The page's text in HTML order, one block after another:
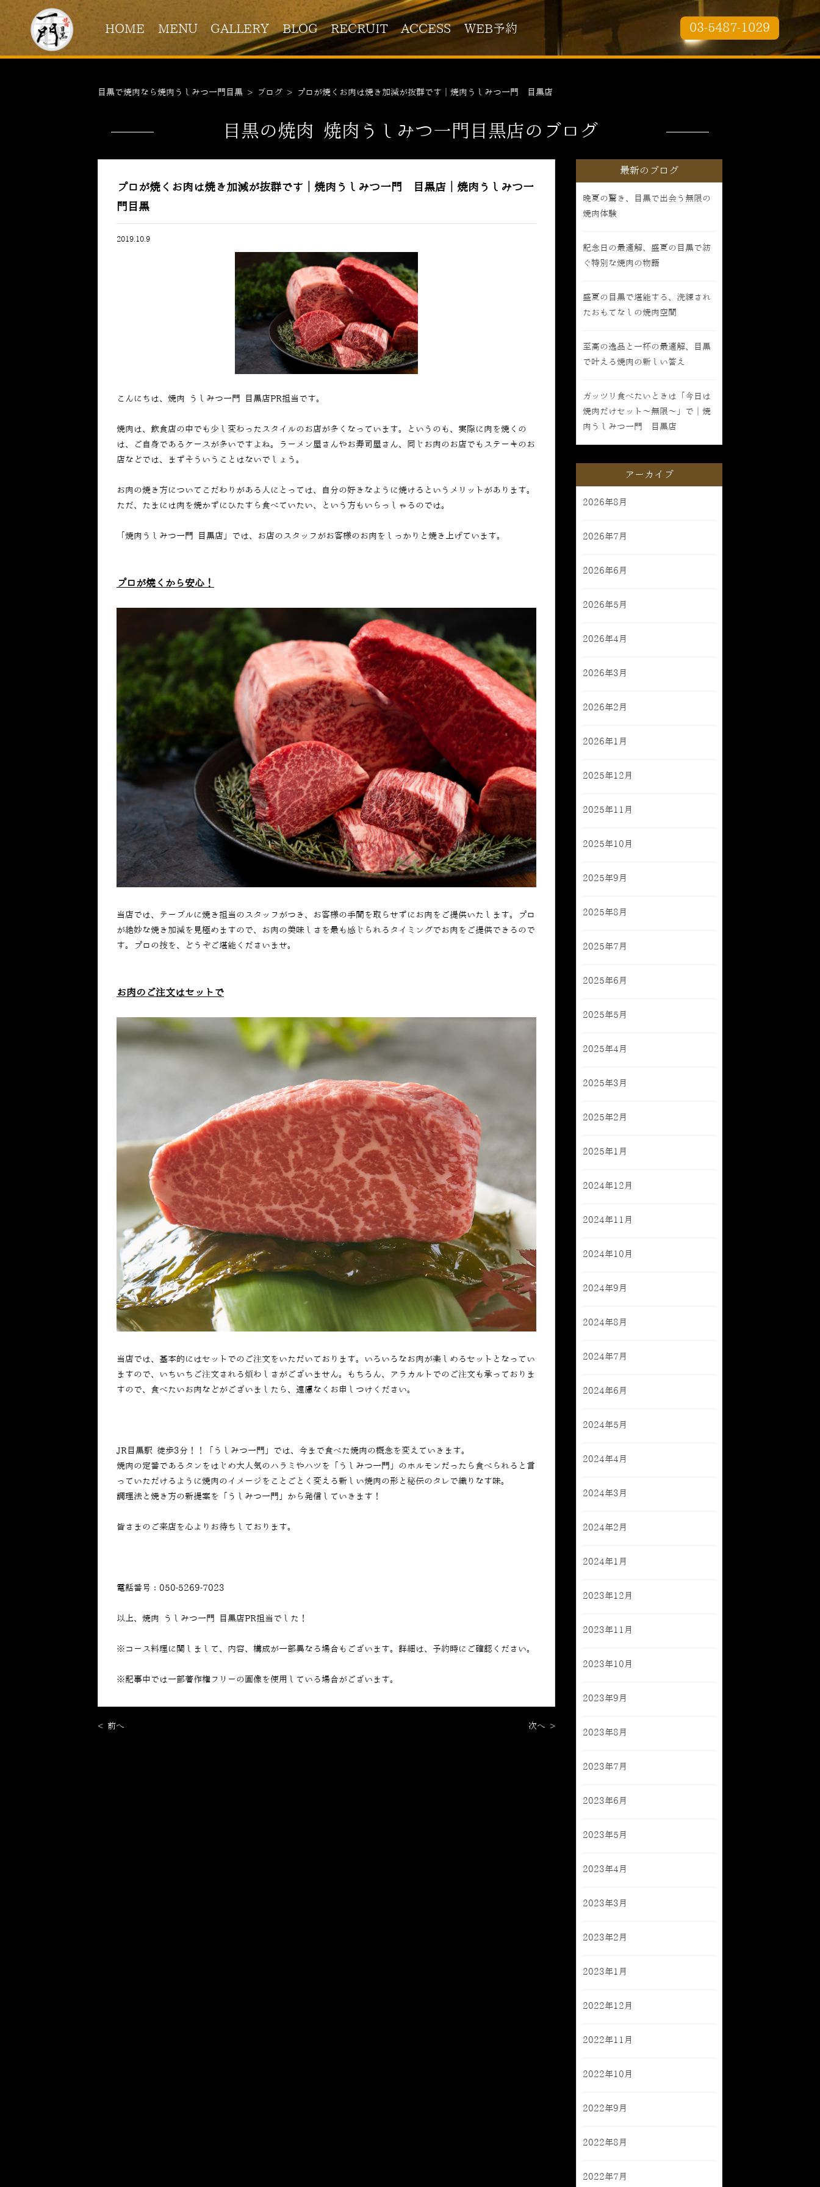
HOME MENU GALLERY BLOG RECRUIT ACCESS WEB予約 03-5487-1029
目黒で焼肉なら焼肉うしみつ一門目黒 > ブログ > プロが焼くお肉は焼き加減が抜群です｜焼肉うしみつ一門 目黒店
目黒の焼肉 焼肉うしみつ一門目黒店のブログ
プロが焼くお肉は焼き加減が抜群です｜焼肉うしみつ一門 目黒店｜焼肉うしみつ一
門目黒
2019.10.9
こんにちは、焼肉 うしみつ一門 目黒店PR担当です。
焼肉は、飲食店の中でも少し変わったスタイルのお店が多くなっています。というのも、実際に肉を焼くの
は、ご自身であるケースが多いですよね。ラーメン屋さんやお寿司屋さん、同じお肉のお店でもステーキのお
店などでは、まずそういうことはないでしょう。
お肉の焼き方についてこだわりがある人にとっては、自分の好きなように焼けるというメリットがあります。
ただ、たまには肉を焼かずにひたすら食べていたい、という方もいらっしゃるのでは。
「焼肉うしみつ一門 目黒店」では、お店のスタッフがお客様のお肉をしっかりと焼き上げています。
プロが焼くから安心！
当店では、テーブルに焼き担当のスタッフがつき、お客様の手間を取らせずにお肉をご提供いたします。プロ
が絶妙な焼き加減を見極めますので、お肉の美味しさを最も感じられるタイミングでお肉をご提供できるので
す。プロの技を、どうぞご堪能くださいませ。
お肉のご注文はセットで
当店では、基本的にはセットでのご注文をいただいております。いろいろなお肉が楽しめるセットとなってい
ますので、いちいちご注文される煩わしさがございません。もちろん、アラカルトでのご注文も承っておりま
すので、食べたいお肉などがございましたら、遠慮なくお申しつけください。
JR目黒駅 徒歩3分！！「うしみつ一門」では、今まで食べた焼肉の概念を変えていきます。
焼肉の定番であるタンをはじめ大人気のハラミやハツを「うしみつ一門」のホルモンだったら食べられると言
っていただけるように焼肉のイメージをことごとく変える新しい焼肉の形と秘伝のタレで織りなす味。
調理法と焼き方の新提案を「うしみつ一門」から発信していきます！
皆さまのご来店を心よりお待ちしております。
電話番号：050-5269-7023
以上、焼肉 うしみつ一門 目黒店PR担当でした！
※コース料理に関しまして、内容、構成が一部異なる場合もございます。詳細は、予約時にご確認ください。
※記事中では一部著作権フリーの画像を使用している場合がございます。
< 前へ 次へ >
最新のブログ
晩夏の驚き、目黒で出会う無限の
焼肉体験
記念日の最適解、盛夏の目黒で紡
ぐ特別な焼肉の物語
盛夏の目黒で堪能する、洗練され
たおもてなしの焼肉空間
至高の逸品と一杯の最適解、目黒
で叶える焼肉の新しい答え
ガッツリ食べたいときは「今日は
焼肉だけセット〜無限〜」で｜焼
肉うしみつ一門 目黒店
アーカイブ
2026年8月
2026年7月
2026年6月
2026年5月
2026年4月
2026年3月
2026年2月
2026年1月
2025年12月
2025年11月
2025年10月
2025年9月
2025年8月
2025年7月
2025年6月
2025年5月
2025年4月
2025年3月
2025年2月
2025年1月
2024年12月
2024年11月
2024年10月
2024年9月
2024年8月
2024年7月
2024年6月
2024年5月
2024年4月
2024年3月
2024年2月
2024年1月
2023年12月
2023年11月
2023年10月
2023年9月
2023年8月
2023年7月
2023年6月
2023年5月
2023年4月
2023年3月
2023年2月
2023年1月
2022年12月
2022年11月
2022年10月
2022年9月
2022年8月
2022年7月